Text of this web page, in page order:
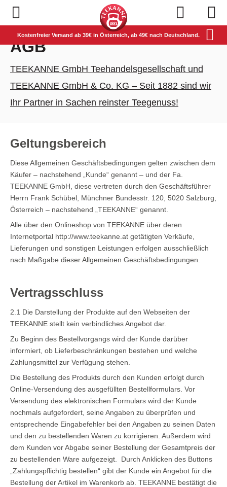
Navigation öffnen
Kostenfreier Versand ab 39€ in Österreich, ab 49€ nach Deutschland.
AGB
TEEKANNE GmbH Teehandelsgesellschaft und
TEEKANNE GmbH & Co. KG – Seit 1882 sind wir
Ihr Partner in Sachen reinster Teegenuss!
Geltungsbereich
Diese Allgemeinen Geschäftsbedingungen gelten zwischen dem
Käufer – nachstehend „Kunde“ genannt – und der Fa.
TEEKANNE GmbH, diese vertreten durch den Geschäftsführer
Herrn Frank Schübel, Münchner Bundesstr. 120, 5020 Salzburg,
Österreich – nachstehend „TEEKANNE“ genannt.
Alle über den Onlineshop von TEEKANNE über deren
Internetportal http://www.teekanne.at getätigten Verkäufe,
Lieferungen und sonstigen Leistungen erfolgen ausschließlich
nach Maßgabe dieser Allgemeinen Geschäftsbedingungen.
Vertragsschluss
2.1 Die Darstellung der Produkte auf den Webseiten der
TEEKANNE stellt kein verbindliches Angebot dar.
Zu Beginn des Bestellvorgangs wird der Kunde darüber
informiert, ob Lieferbeschränkungen bestehen und welche
Zahlungsmittel zur Verfügung stehen.
Die Bestellung des Produkts durch den Kunden erfolgt durch
Online-Versendung des ausgefüllten Bestellformulars. Vor
Versendung des elektronischen Formulars wird der Kunde
nochmals aufgefordert, seine Angaben zu überprüfen und
entsprechende Eingabefehler bei den Angaben zu seinen Daten
und den zu bestellenden Waren zu korrigieren. Außerdem wird
dem Kunden vor Abgabe seiner Bestellung der Gesamtpreis der
zu bestellenden Ware aufgezeigt. Durch Anklicken des Buttons
„Zahlungspflichtig bestellen“ gibt der Kunde ein Angebot für die
Bestellung der Artikel im Warenkorb ab. TEEKANNE bestätigt die